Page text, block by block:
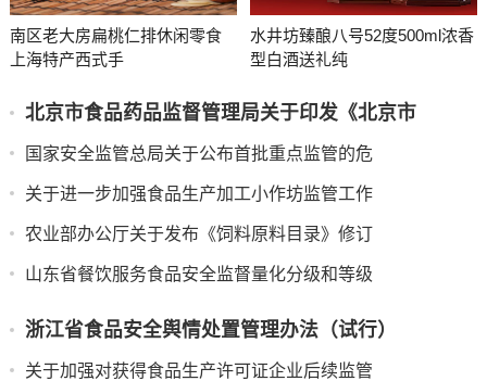
南区老大房扁桃仁排休闲零食
上海特产西式手
水井坊臻酿八号52度500ml浓香
型白酒送礼纯
北京市食品药品监督管理局关于印发《北京市
国家安全监管总局关于公布首批重点监管的危
关于进一步加强食品生产加工小作坊监管工作
农业部办公厅关于发布《饲料原料目录》修订
山东省餐饮服务食品安全监督量化分级和等级
浙江省食品安全舆情处置管理办法（试行）
关于加强对获得食品生产许可证企业后续监管